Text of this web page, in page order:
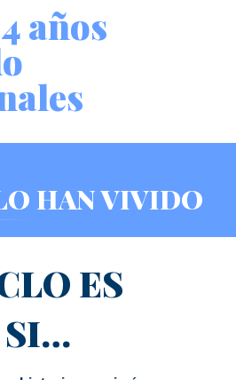
años
HAN VIVIDO
ES
SI…